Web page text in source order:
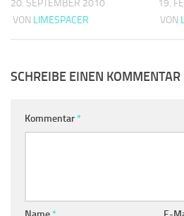
20. SEPTEMBER 2010
VON LIMESPACER
19.
VON
SCHREIBE EINEN KOMMENTAR
Kommentar*